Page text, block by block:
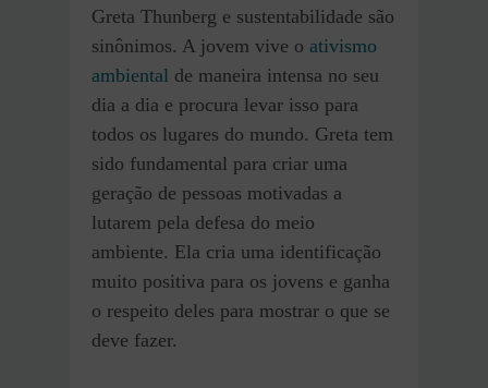
Greta Thunberg e sustentabilidade são
sinônimos. A jovem vive o ativismo
ambiental de maneira intensa no seu
dia a dia e procura levar isso para
todos os lugares do mundo. Greta tem
sido fundamental para criar uma
geração de pessoas motivadas a
lutarem pela defesa do meio
ambiente. Ela cria uma identificação
muito positiva para os jovens e ganha
o respeito deles para mostrar o que se
deve fazer.